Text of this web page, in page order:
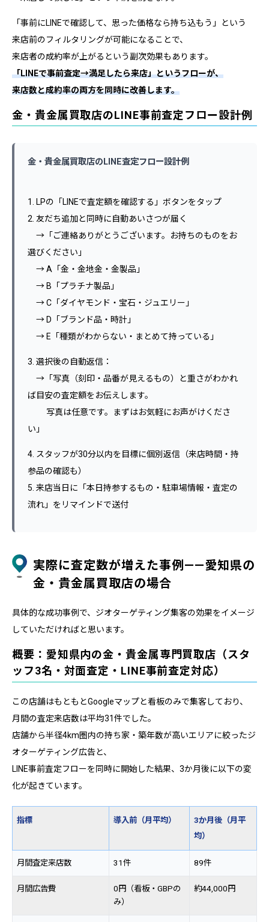
「事前にLINEで確認して、思った価格なら持ち込もう」という
来店前のフィルタリングが可能になることで、
来店者の成約率が上がるという副次効果もあります。
「LINEで事前査定→満足したら来店」というフローが、
来店数と成約率の両方を同時に改善します。
金・貴金属買取店のLINE事前査定フロー設計例
金・貴金属買取店のLINE査定フロー設計例
1. LPの「LINEで査定額を確認する」ボタンをタップ
2. 友だち追加と同時に自動あいさつが届く
→「ご連絡ありがとうございます。お持ちのものをお
選びください」
→ A「金・金地金・金製品」
→ B「プラチナ製品」
→ C「ダイヤモンド・宝石・ジュエリー」
→ D「ブランド品・時計」
→ E「種類がわからない・まとめて持っている」
3. 選択後の自動返信：
→「写真（刻印・品番が見えるもの）と重さがわかれ
ば目安の査定額をお伝えします。
写真は任意です。まずはお気軽にお声がけくださ
い」
4. スタッフが30分以内を目標に個別返信（来店時間・持
参品の確認も）
5. 来店当日に「本日持参するもの・駐車場情報・査定の
流れ」をリマインドで送付
実際に査定数が増えた事例——愛知県の
金・貴金属買取店の場合
具体的な成功事例で、ジオターゲティング集客の効果をイメージ
していただければと思います。
概要：愛知県内の金・貴金属専門買取店（スタ
ッフ3名・対面査定・LINE事前査定対応）
この店舗はもともとGoogleマップと看板のみで集客しており、
月間の査定来店数は平均31件でした。
店舗から半径4km圏内の持ち家・築年数が高いエリアに絞ったジ
オターゲティング広告と、
LINE事前査定フローを同時に開始した結果、3か月後に以下の変
化が起きています。
指標 導入前（月平均）
3か月後（月平
均）
月間査定来店数 31件 89件
月間広告費
0円（看板・GBPの
み）
約44,000円